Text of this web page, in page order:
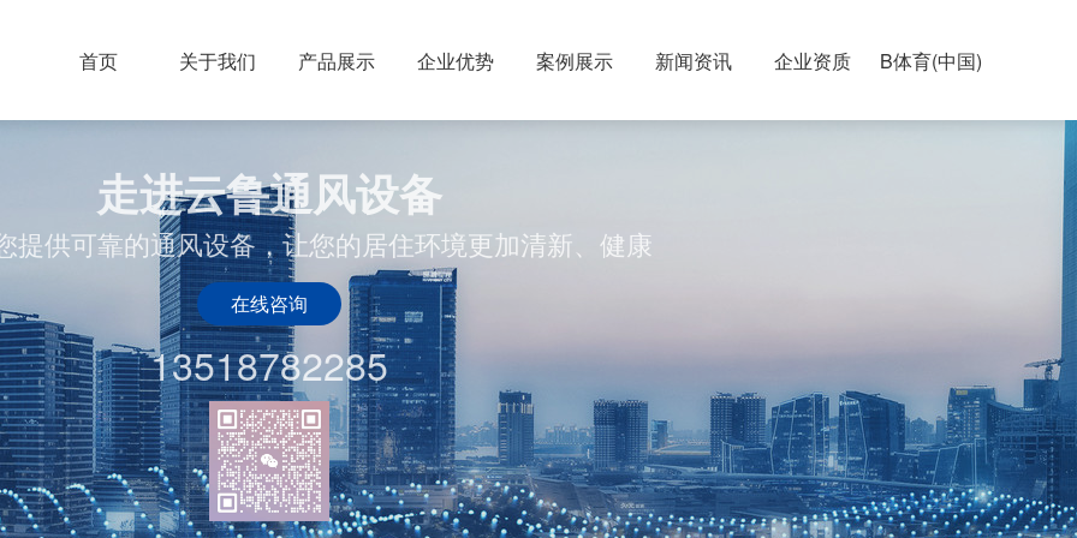
首页 关于我们 产品展示 企业优势 案例展示 新闻资讯 企业资质 B体育(中国)
走进云鲁通风设备
提供可靠的通风设备，让您的居住环境更加清新、健康
在线咨询
13518782285